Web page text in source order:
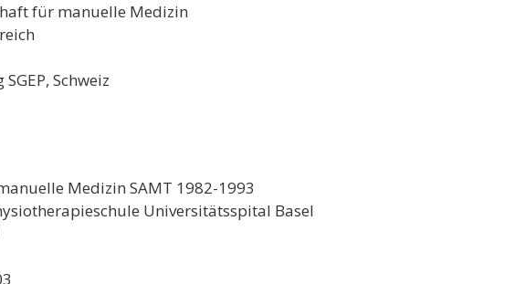
für manuelle Medizin
Schweiz
Medizin SAMT 1982-1993
Universitätsspital Basel